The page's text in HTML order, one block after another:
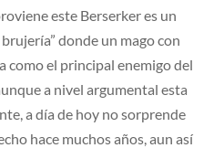
este Berserker es un
donde un mago con
como el principal enemigo del
a nivel argumental esta
a día de hoy no sorprende
hace muchos años, aun así